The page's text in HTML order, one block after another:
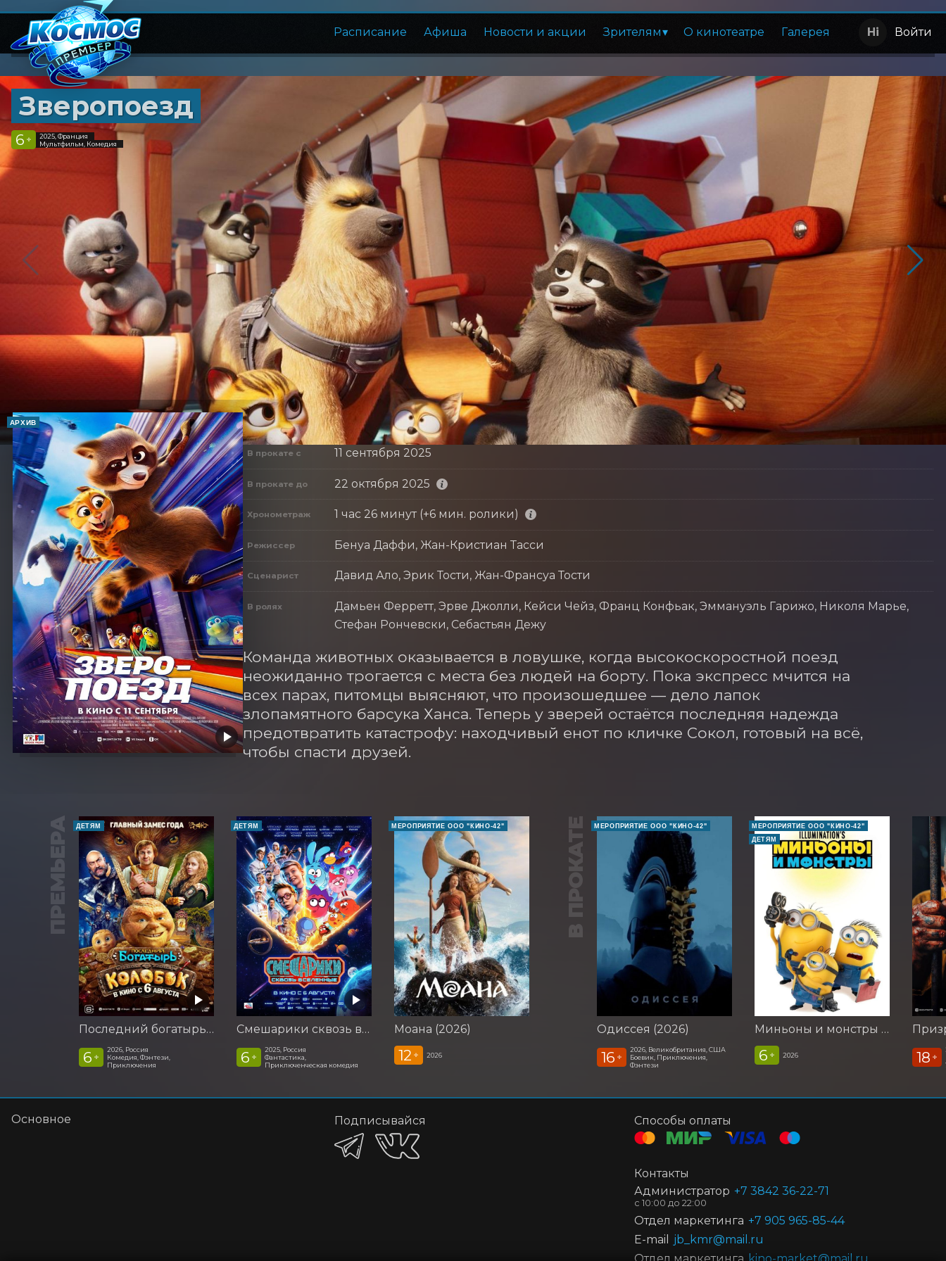
Расписание Афиша Новости и акции Зрителям О кинотеатре Галерея Войти
Зверопоезд
6 +
2025, Франция
Мультфильм, Комедия
АРХИВ
В прокате с 11 сентября 2025
В прокате до 22 октября 2025
Хронометраж 1 час 26 минут (+6 мин. ролики)
Режиссер Бенуа Даффи, Жан-Кристиан Тасси
Сценарист Давид Ало, Эрик Тости, Жан-Франсуа Тости
В ролях
Дамьен Ферретт, Эрве Джолли, Кейси Чейз, Франц Конфьак, Эммануэль Гарижо, Николя Марье,
Стефан Рончевски, Себастьян Дежу
Команда животных оказывается в ловушке, когда высокоскоростной поезд
неожиданно трогается с места без людей на борту. Пока экспресс мчится на
всех парах, питомцы выясняют, что произошедшее — дело лапок
злопамятного барсука Ханса. Теперь у зверей остаётся последняя надежда
предотвратить катастрофу: находчивый енот по кличке Сокол, готовый на всё,
чтобы спасти друзей.
ПРЕМЬЕРА ДЕТЯМ
Последний богатырь. Колобок
6 +
2026, Россия
Комедия, Фэнтези,
Приключения
ДЕТЯМ
Смешарики сквозь вселенные
6 +
2025, Россия
Фантастика,
Приключенческая комедия
МЕРОПРИЯТИЕ ООО "КИНО-42"
Моана (2026)
12 + 2026
В ПРОКАТЕ МЕРОПРИЯТИЕ ООО "КИНО-42"
Одиссея (2026)
16 +
2026, Великобритания, США
Боевик, Приключения,
Фэнтези
МЕРОПРИЯТИЕ ООО "КИНО-42"
ДЕТЯМ
Миньоны и монстры (2026)
6 + 2026 18 +
Основное Подписывайся Способы оплаты
Контакты
Администратор +7 3842 36-22-71
Отдел маркетинга +7 905 965-85-44
E-mail
jb_kmr@mail.ru